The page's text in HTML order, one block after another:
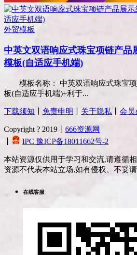
外贸模板
中英文双语响应式珠宝项链产品
模板(自适应手机端)
模板名称： 中英双语响应式珠宝项
板(自适应手机端)+利于...
下载须知 免责申明 关于隐私 会员
Copyright ? 2019丨 666资源网
IPC 豫ICP备18011662号-2
本站资源仅供用于学习和交流,请遵循
资源不代表本站立场,如有侵权、不妥
在线客服